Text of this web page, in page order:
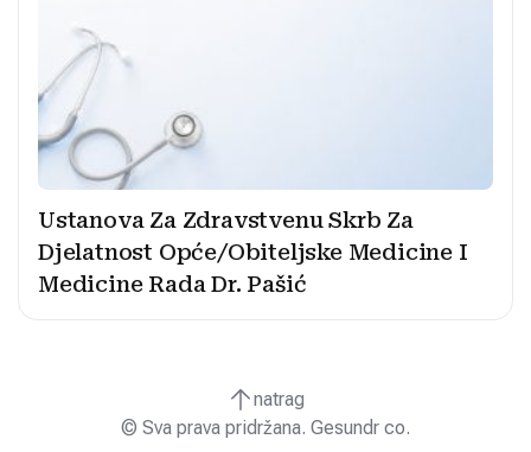
Ustanova Za Zdravstvenu Skrb Za
Djelatnost Opće/Obiteljske Medicine I
Medicine Rada Dr. Pašić
natrag
© Sva prava pridržana. Gesundr co.